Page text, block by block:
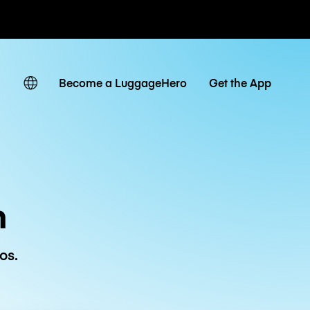
/ diárias
Become a LuggageHero Get the App